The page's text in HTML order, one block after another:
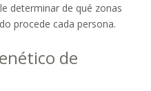
determinar de qué zonas
procede cada persona.
de